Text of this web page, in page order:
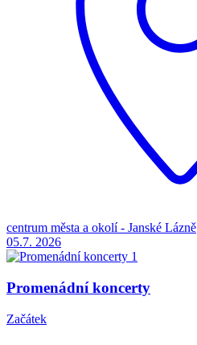
centrum města a okolí - Janské Lázně
05.7. 2026
Promenádní koncerty
Začátek